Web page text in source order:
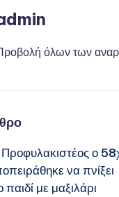
όλων των
ο
να πνίξει
με μαξιλάρι